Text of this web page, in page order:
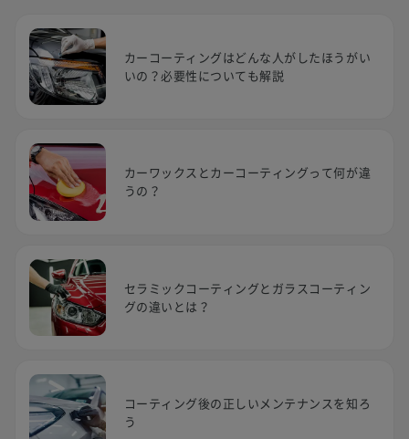
カーコーティングはどんな人がしたほうがい
いの？必要性についても解説
カーワックスとカーコーティングって何が違
うの？
セラミックコーティングとガラスコーティン
グの違いとは？
コーティング後の正しいメンテナンスを知ろ
う